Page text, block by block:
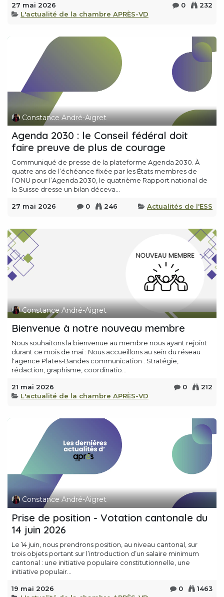
27 mai 2026 0
232
L'actualité de la chambre APRÈS-VD
Constance André-Aigret
Agenda 2030 : le Conseil fédéral doit
faire preuve de plus de courage
Communiqué de presse de la plateforme Agenda 2030. À
quatre ans de l’échéance fixée par les États membres de
l’ONU pour l’Agenda 2030, le quatrième Rapport national de
la Suisse dresse un bilan déceva...
27 mai 2026 0 246 Actualités de l'ESS
Constance André-Aigret
Bienvenue à notre nouveau membre
Nous souhaitons la bienvenue au membre nous ayant rejoint
durant ce mois de mai : Nous accueillons au sein du réseau
l'agence Plates-Bandes communication . Stratégie,
rédaction, graphisme, coordinatio...
21 mai 2026 0
212
L'actualité de la chambre APRÈS-VD
Constance André-Aigret
Prise de position - Votation cantonale du
14 juin 2026
Le 14 juin, nous prendrons position, au niveau cantonal, sur
trois objets portant sur l’introduction d’un salaire minimum
cantonal : une initiative populaire constitutionnelle, une
initiative populair...
19 mai 2026 0
1463